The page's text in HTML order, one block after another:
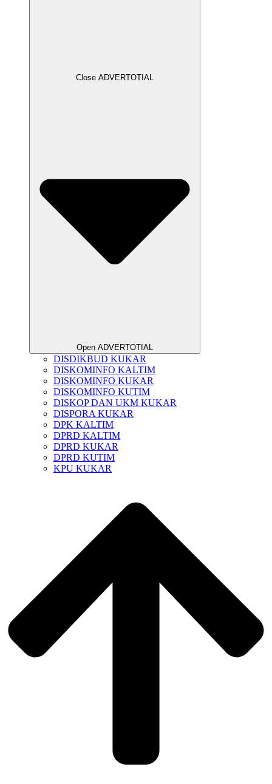
Close ADVERTOTIAL
Open ADVERTOTIAL
DISDIKBUD KUKAR
DISKOMINFO KALTIM
DISKOMINFO KUKAR
DISKOMINFO KUTIM
DISKOP DAN UKM KUKAR
DISPORA KUKAR
DPK KALTIM
DPRD KALTIM
DPRD KUKAR
DPRD KUTIM
KPU KUKAR